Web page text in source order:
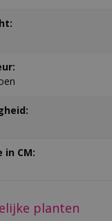
in CM:
planten